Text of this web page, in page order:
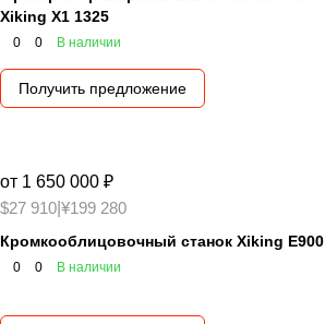
Xiking X1 1325
0 0 В наличии
Получить предложение
от 1 650 000 ₽
$27 910 ¥199 280
Кромкооблицовочный станок Xiking E900
0 0 В наличии